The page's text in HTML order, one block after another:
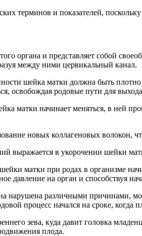
терминов и показателей,
органа и представляет собой
между ними цервикальный канал.
шейка матки должна быть
освобождая родовые пути для
матки начинает меняться, в ней
новых коллагеновых волокон,
выражается в укорочении шейки
матки при родах в организме
давление на орган и способствуя
нарушена различными причинами,
процесс начался на сроке, когда
зева, куда давит головка
плода.